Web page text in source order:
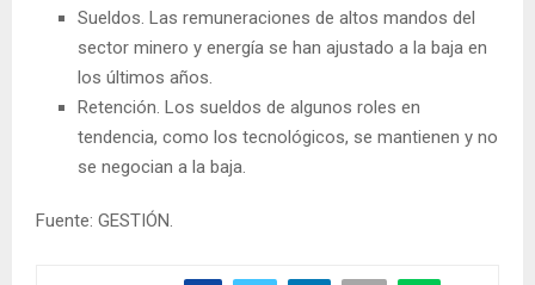
Sueldos. Las remuneraciones de altos mandos del
sector minero y energía se han ajustado a la baja en
los últimos años.
Retención. Los sueldos de algunos roles en
tendencia, como los tecnológicos, se mantienen y no
se negocian a la baja.
Fuente: GESTIÓN.